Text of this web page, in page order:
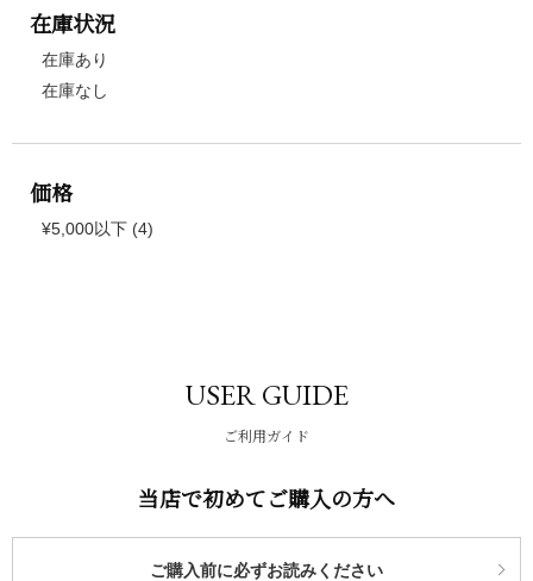
在庫状況
在庫あり
在庫なし
価格
¥5,000以下 (4)
USER GUIDE
ご利用ガイド
当店で初めてご購入の方へ
ご購入前に必ずお読みください